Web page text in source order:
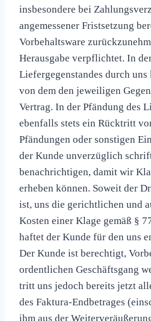
insbesondere bei
angemessener Fristsetzung
Vorbehaltsware
Herausgabe verpflichtet. In
Liefergegenstandes durch
von dem den jeweiligen
Vertrag. In der Pfändung des
ebenfalls stets ein Rücktritt
Pfändungen oder sonstigen
der Kunde unverzüglich
benachrichtigen, damit wir
erheben können. Soweit der
ist, uns die gerichtlichen und
Kosten einer Klage gemäß §
haftet der Kunde für den uns
Der Kunde ist berechtigt,
ordentlichen Geschäftsgang
tritt uns jedoch bereits jetzt
des Faktura-Endbetrages
ihm aus der